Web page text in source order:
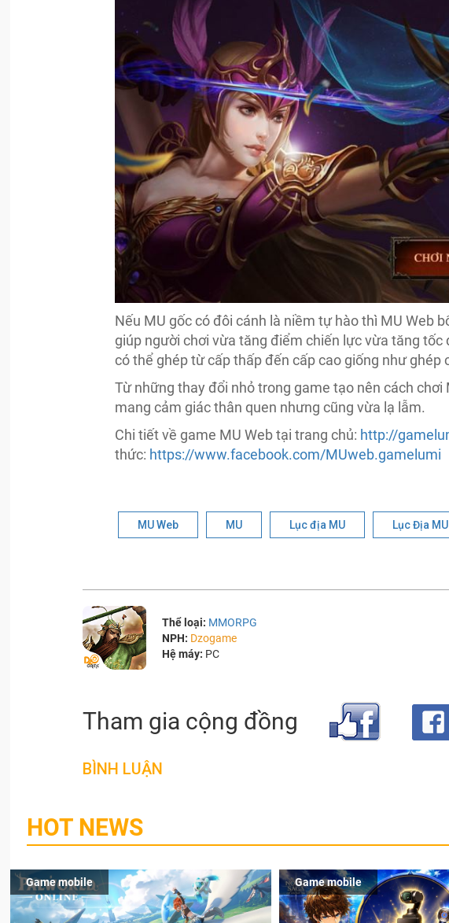
Nếu MU gốc có đôi cánh là niềm tự hào thì MU Web
giúp người chơi vừa tăng điểm chiến lực vừa tăng
có thể ghép từ cấp thấp đến cấp cao giống như ghép
Từ những thay đổi nhỏ trong game tạo nên cách
mang cảm giác thân quen nhưng cũng vừa lạ lẫm.
Chi tiết về game MU Web tại trang chủ: http://
thức: https://www.facebook.com/MUweb.gamelumi
MU Web MU Lục địa MU Lục Địa
Thể loại: MMORPG
NPH: Dzogame
Hệ máy: PC
Tham gia cộng đồng
BÌNH LUẬN
HOT NEWS
Game mobile Game mobile